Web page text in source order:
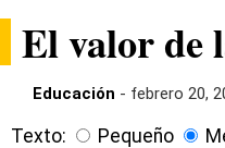
El valor de
Educación - febrero 20,
Texto: Pequeño